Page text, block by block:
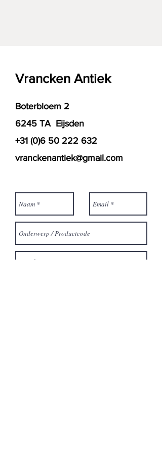
Vrancken Antiek
Boterbloem 2
6245 TA Eijsden
+31 (0)6 50 222 632
vranckenantiek@gmail.com